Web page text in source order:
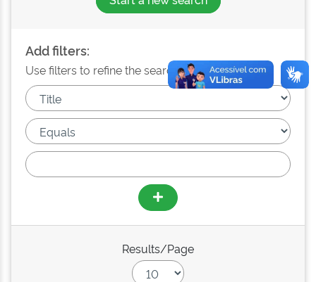
Add filters:
Use filters to refine the search results.
Results/Page